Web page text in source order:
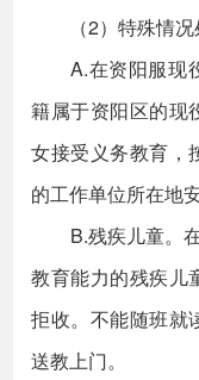
（2）特殊情况
A.在资阳服现役
籍属于资阳区的现
女接受义务教育，
的工作单位所在地
B.残疾儿童。在
教育能力的残疾儿
拒收。不能随班就
送教上门。